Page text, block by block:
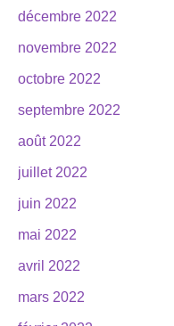
décembre 2022
novembre 2022
octobre 2022
septembre 2022
août 2022
juillet 2022
juin 2022
mai 2022
avril 2022
mars 2022